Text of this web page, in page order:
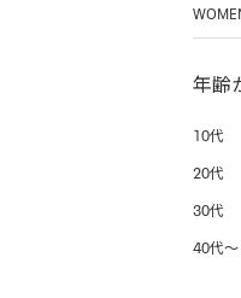
年齢
10代
20代
30代
40代〜